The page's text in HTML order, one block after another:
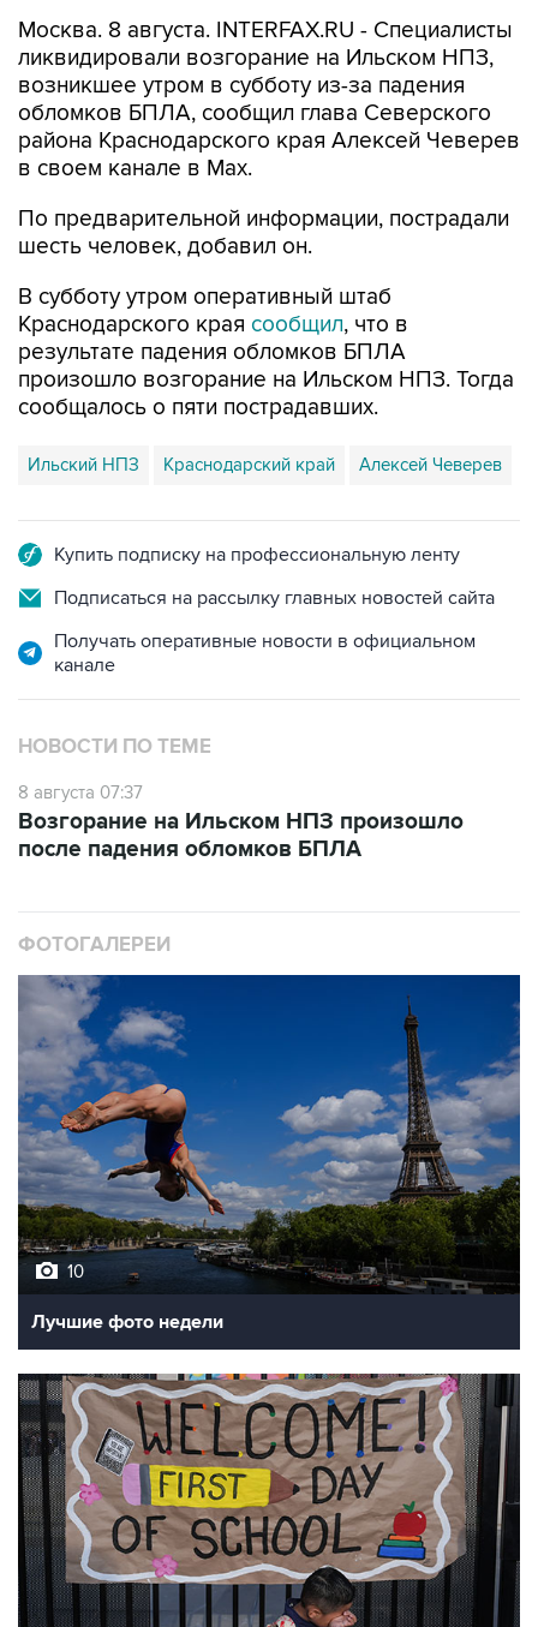
Москва. 8 августа. INTERFAX.RU - Специалисты
ликвидировали возгорание на Ильском НПЗ,
возникшее утром в субботу из-за падения
обломков БПЛА, сообщил глава Северского
района Краснодарского края Алексей Чеверев
в своем канале в Max.
По предварительной информации, пострадали
шесть человек, добавил он.
В субботу утром оперативный штаб
Краснодарского края сообщил, что в
результате падения обломков БПЛА
произошло возгорание на Ильском НПЗ. Тогда
сообщалось о пяти пострадавших.
Ильский НПЗ Краснодарский край Алексей Чеверев
Купить подписку на профессиональную ленту
Подписаться на рассылку главных новостей сайта
Получать оперативные новости в официальном
канале
НОВОСТИ ПО ТЕМЕ
8 августа 07:37
Возгорание на Ильском НПЗ произошло
после падения обломков БПЛА
ФОТОГАЛЕРЕИ
10
Лучшие фото недели